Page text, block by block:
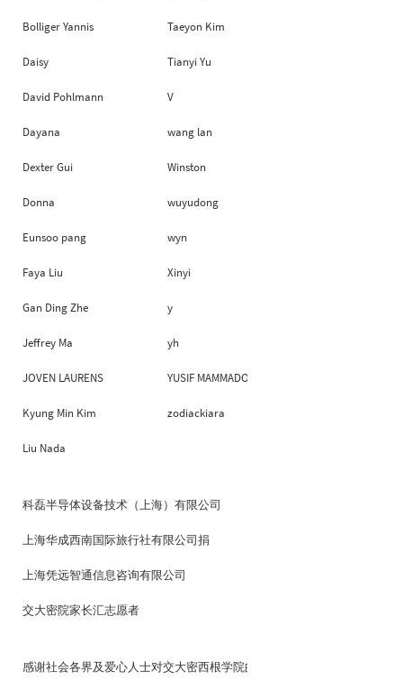
Bolliger Yannis Taeyon Kim
Daisy Tianyi Yu
David Pohlmann V
Dayana wang lan
Dexter Gui Winston
Donna wuyudong
Eunsoo pang wyn
Faya Liu Xinyi
Gan Ding Zhe y
Jeffrey Ma yh
JOVEN LAURENS NICHOLAS YUSIF MAMMADOV
Kyung Min Kim zodiackiara
Liu Nada
科磊半导体设备技术（上海）有限公司
上海华成西南国际旅行社有限公司捐
上海凭远智通信息咨询有限公司
交大密院家长汇志愿者
感谢社会各界及爱心人士对交大密西根学院的慷慨捐赠！